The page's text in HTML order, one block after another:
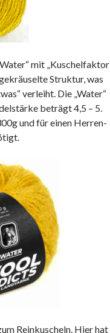
mit „Kuschelfaktor
Struktur, was
verleiht. Die „Water“
beträgt 4,5 – 5.
und für einen Herren-
Reinkuscheln. Hier hat